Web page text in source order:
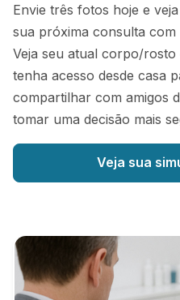
Envie três fotos hoje e
sua próxima consulta com
Veja seu atual corpo/
tenha acesso desde casa
compartilhar com amigos
tomar uma decisão mais
Veja sua